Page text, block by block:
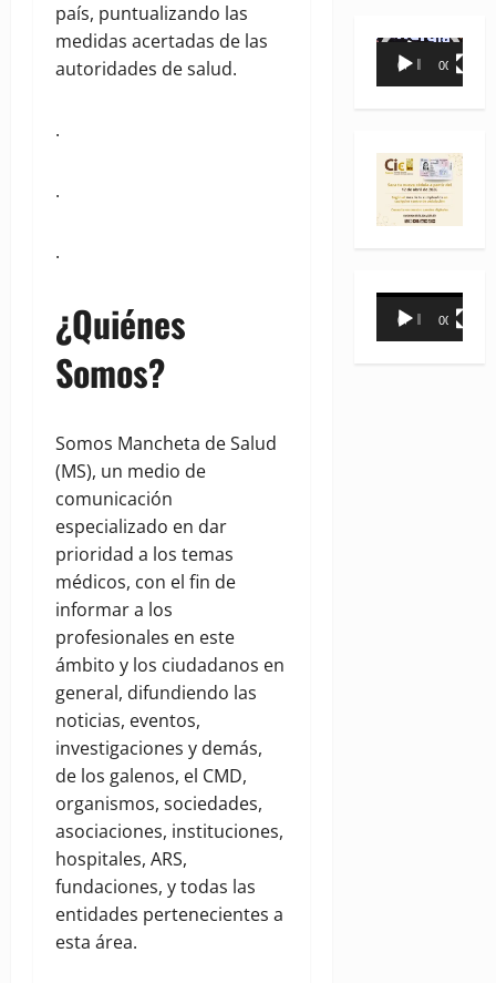
país, puntualizando las
medidas acertadas de las
autoridades de salud.
.
.
.
¿Quiénes
Somos?
Somos Mancheta de Salud
(MS), un medio de
comunicación
especializado en dar
prioridad a los temas
médicos, con el fin de
informar a los
profesionales en este
ámbito y los ciudadanos en
general, difundiendo las
noticias, eventos,
investigaciones y demás,
de los galenos, el CMD,
organismos, sociedades,
asociaciones, instituciones,
hospitales, ARS,
fundaciones, y todas las
entidades pertenecientes a
esta área.
Reproductor
00:00 00:35
Reproductor
00:00 00:31